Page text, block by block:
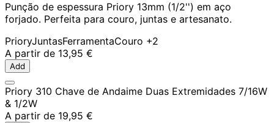
Punção de espessura Priory 13mm (1/2'') em aço
forjado. Perfeita para couro, juntas e artesanato.
PrioryJuntasFerramentaCouro +2
A partir de 13,95 €
Add
Priory 310 Chave de Andaime Duas Extremidades 7/16W
& 1/2W
A partir de 19,95 €